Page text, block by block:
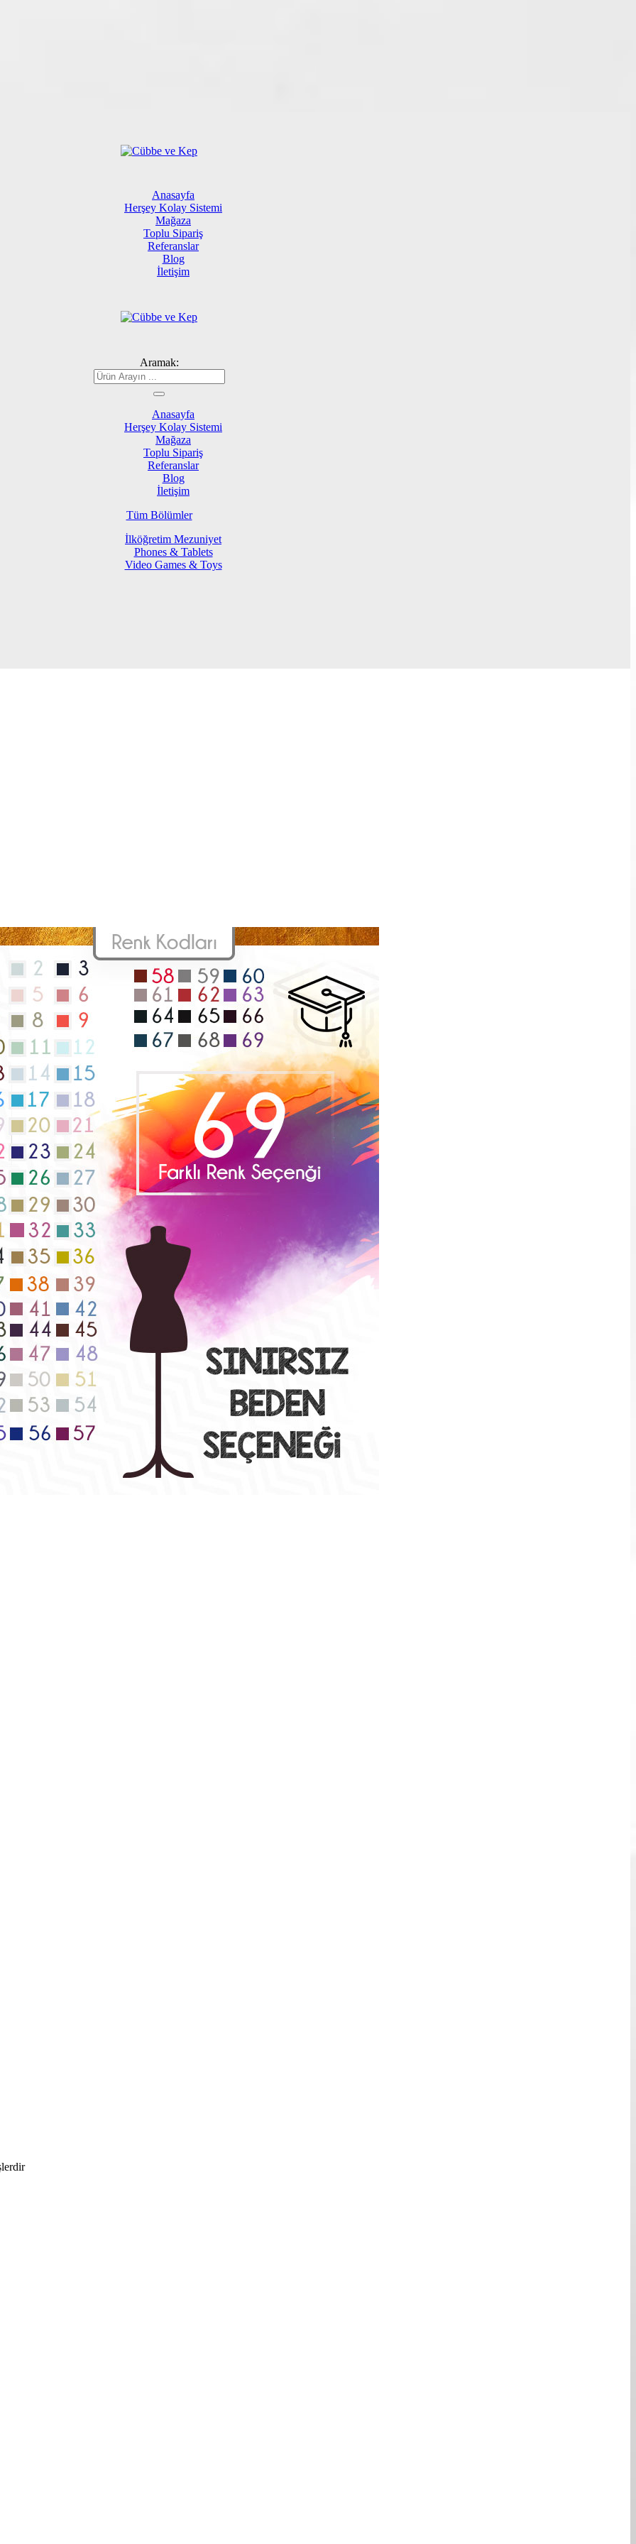
Anasayfa
Herşey Kolay Sistemi
Mağaza
Toplu Sipariş
Referanslar
Blog
İletişim
Aramak:
Anasayfa
Herşey Kolay Sistemi
Mağaza
Toplu Sipariş
Referanslar
Blog
İletişim
Tüm Bölümler
İlköğretim Mezuniyet
Phones & Tablets
Video Games & Toys